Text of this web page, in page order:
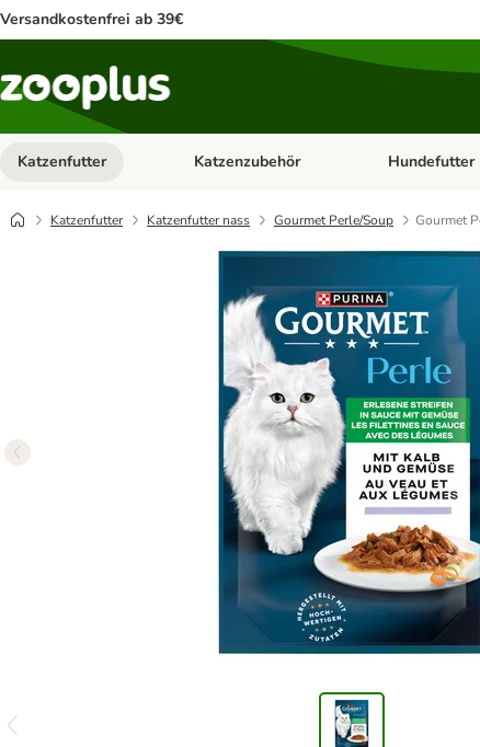
Versandkostenfrei ab 39€
Katzenfutter Kategorie-Menü öffnen: Katzenfutter
Katzenzubehör Kategorie-
Hundefutter
Katzenfutter Katzenfutter nass Gourmet Perle/Soup Gourmet